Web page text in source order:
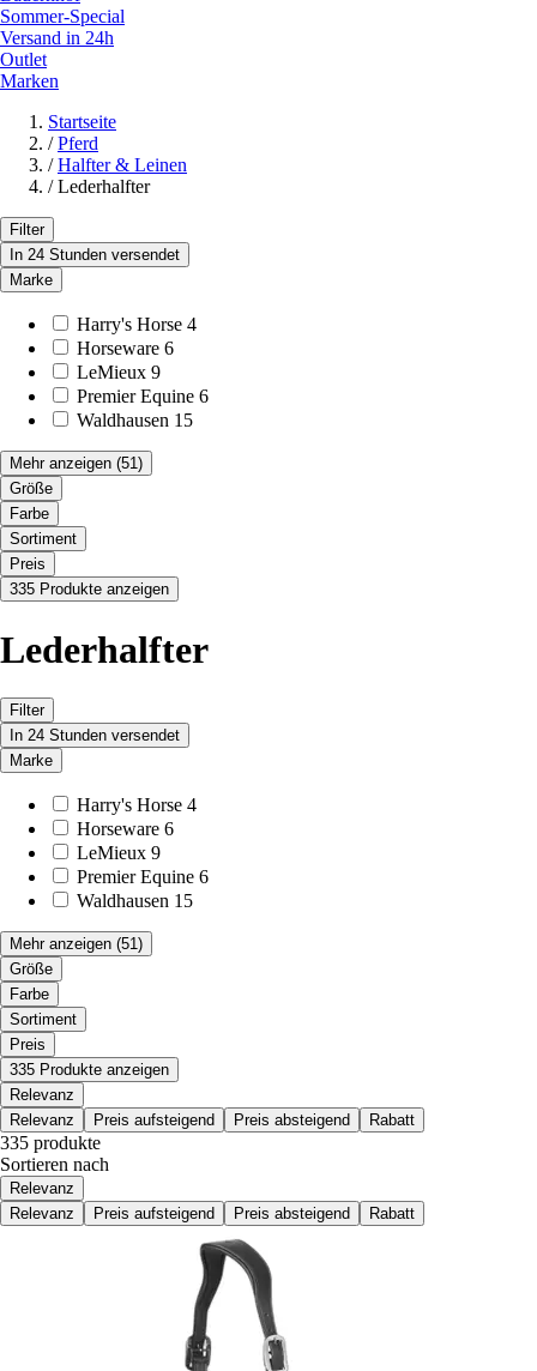
Sommer-Special
Versand in 24h
Outlet
Marken
Startseite
/ Pferd
/ Halfter & Leinen
/ Lederhalfter
Filter
In 24 Stunden versendet
Marke
Harry's Horse 4
Horseware 6
LeMieux 9
Premier Equine 6
Waldhausen 15
Mehr anzeigen (51)
Größe
Farbe
Sortiment
Preis
335 Produkte anzeigen
Lederhalfter
Filter
In 24 Stunden versendet
Marke
Harry's Horse 4
Horseware 6
LeMieux 9
Premier Equine 6
Waldhausen 15
Mehr anzeigen (51)
Größe
Farbe
Sortiment
Preis
335 Produkte anzeigen
Relevanz
Relevanz
Preis aufsteigend Preis absteigend Rabatt
335 produkte
Sortieren nach
Relevanz
Relevanz
Preis aufsteigend Preis absteigend Rabatt